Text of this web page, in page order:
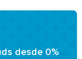
desde 0%